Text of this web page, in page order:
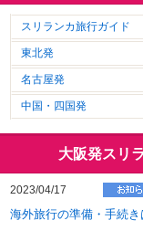
スリランカ旅行ガイド
東北発
名古屋発
中国・四国発
大阪発スリ
2023/04/17
海外旅行の準備・手続き